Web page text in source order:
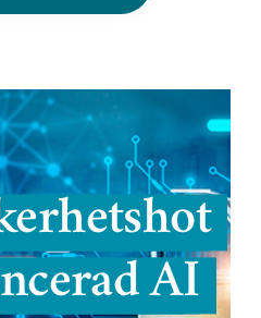
AI